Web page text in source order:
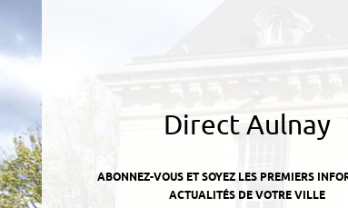
Direct Aulnay
ABONNEZ-VOUS ET SOYEZ LES PREMIERS
ACTUALITÉS DE VOTRE VILLE